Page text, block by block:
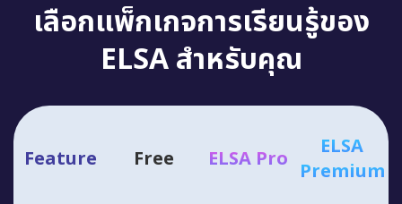
เลือกแพ็กเกจการเรียนรู้ของ
ELSA สำหรับคุณ
Feature Free ELSA Pro
ELSA
Premium